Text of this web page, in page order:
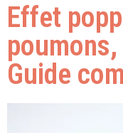
Effet
Guide